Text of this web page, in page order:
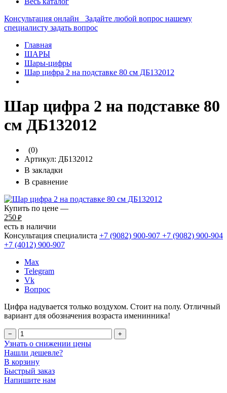
Консультация онлайн
Задайте любой вопрос нашему
специалисту задать вопрос
Главная
ШАРЫ
Шары-цифры
Шар цифра 2 на подставке 80 см ДБ132012
Шар цифра 2 на подставке 80
см ДБ132012
(0)
Артикул: ДБ132012
В закладки
В сравнение
Купить по цене —
250 ₽
есть в наличии
Консультация специалиста +7 (9082) 900-907 +7 (9082) 900-904
+7 (4012) 900-907
Max
Telegram
Vk
Вопрос
Цифра надувается только воздухом. Стоит на полу. Отличный
вариант для обозначения возраста именинника!
− +
Узнать о снижении цены
Нашли дешевле?
В корзину
Быстрый заказ
Напишите нам